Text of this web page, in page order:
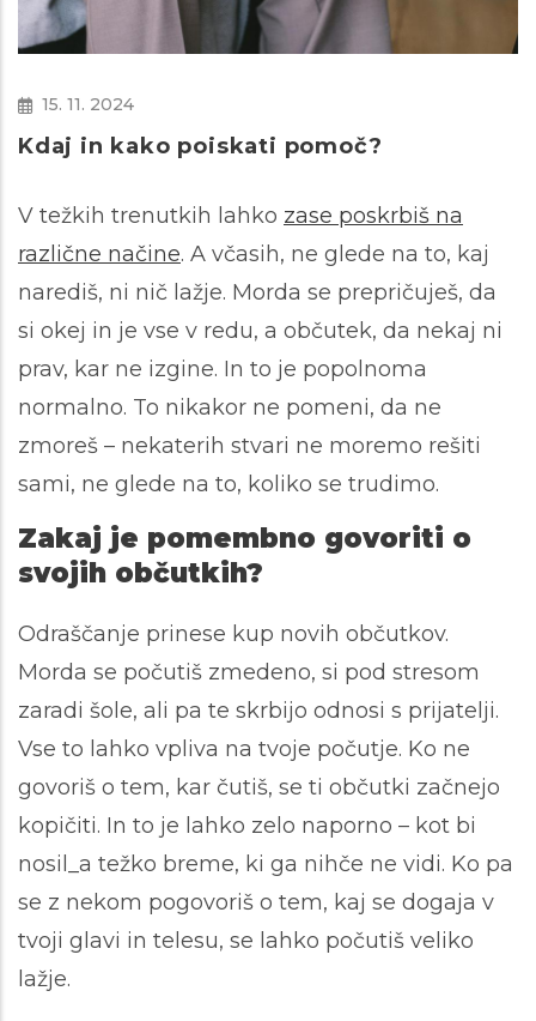
15. 11. 2024
Kdaj in kako poiskati pomoč?
V težkih trenutkih lahko zase poskrbiš na
različne načine. A včasih, ne glede na to, kaj
narediš, ni nič lažje. Morda se prepričuješ, da
si okej in je vse v redu, a občutek, da nekaj ni
prav, kar ne izgine. In to je popolnoma
normalno. To nikakor ne pomeni, da ne
zmoreš – nekaterih stvari ne moremo rešiti
sami, ne glede na to, koliko se trudimo.
Zakaj je pomembno govoriti o
svojih občutkih?
Odraščanje prinese kup novih občutkov.
Morda se počutiš zmedeno, si pod stresom
zaradi šole, ali pa te skrbijo odnosi s prijatelji.
Vse to lahko vpliva na tvoje počutje. Ko ne
govoriš o tem, kar čutiš, se ti občutki začnejo
kopičiti. In to je lahko zelo naporno – kot bi
nosil_a težko breme, ki ga nihče ne vidi. Ko pa
se z nekom pogovoriš o tem, kaj se dogaja v
tvoji glavi in telesu, se lahko počutiš veliko
lažje.